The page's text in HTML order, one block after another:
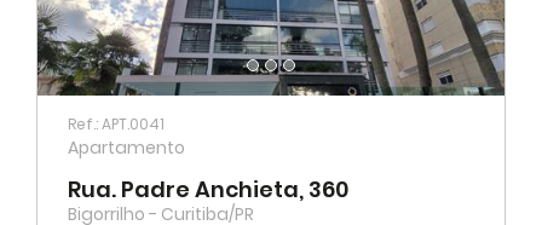
Ref.: APT.0041
Apartamento
Rua. Padre Anchieta, 360
Bigorrilho - Curitiba/PR